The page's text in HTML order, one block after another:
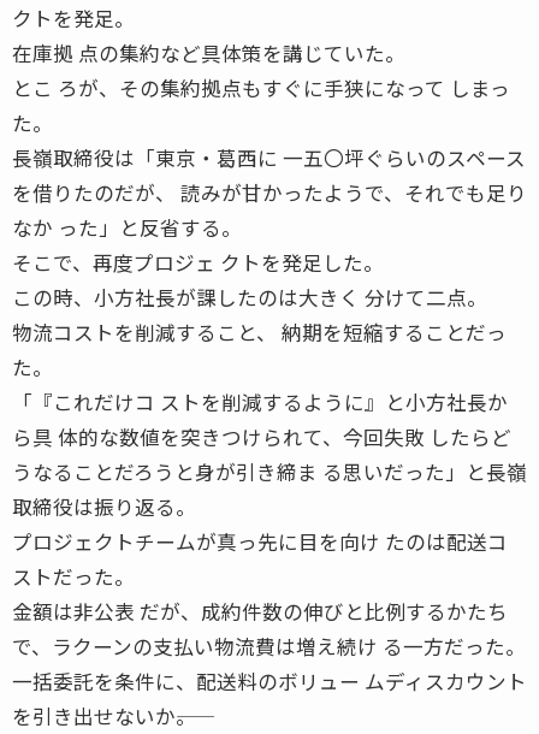
クトを発足。
在庫拠 点の集約など具体策を講じていた。
とこ ろが、その集約拠点もすぐに手狭になって しまっ
た。
長嶺取締役は「東京・葛西に 一五〇坪ぐらいのスペース
を借りたのだが、 読みが甘かったようで、それでも足り
なか った」と反省する。
そこで、再度プロジェ クトを発足した。
この時、小方社長が課したのは大きく 分けて二点。
物流コストを削減すること、 納期を短縮することだっ
た。
「『これだけコ ストを削減するように』と小方社長か
ら具 体的な数値を突きつけられて、今回失敗 したらど
うなることだろうと身が引き締ま る思いだった」と長嶺
取締役は振り返る。
プロジェクトチームが真っ先に目を向け たのは配送コ
ストだった。
金額は非公表 だが、成約件数の伸びと比例するかたち
で、ラクーンの支払い物流費は増え続け る一方だった。
一括委託を条件に、配送料のボリュー ムディスカウント
を引き出せないか――。